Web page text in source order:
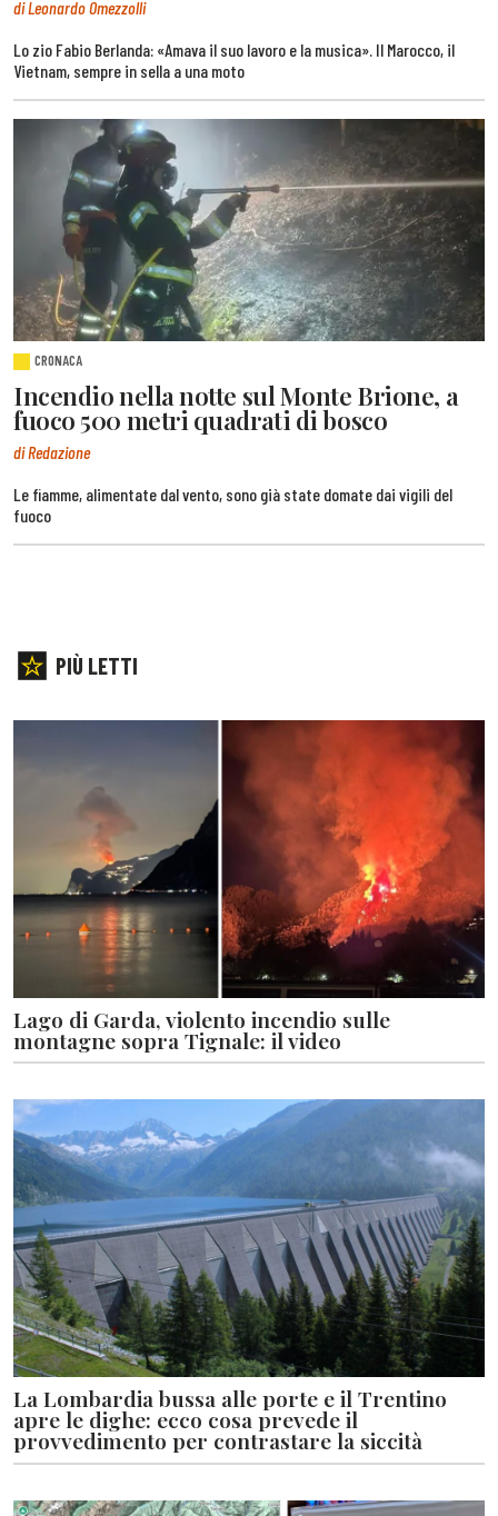
di Leonardo Omezzolli
Lo zio Fabio Berlanda: «Amava il suo lavoro e la musica». Il Marocco, il
Vietnam, sempre in sella a una moto
CRONACA
Incendio nella notte sul Monte Brione, a
fuoco 500 metri quadrati di bosco
di Redazione
Le fiamme, alimentate dal vento, sono già state domate dai vigili del
fuoco
PIÙ LETTI
Lago di Garda, violento incendio sulle
montagne sopra Tignale: il video
La Lombardia bussa alle porte e il Trentino
apre le dighe: ecco cosa prevede il
provvedimento per contrastare la siccità